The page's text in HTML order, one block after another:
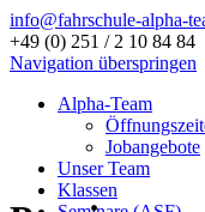
info@fahrschule-alpha-
+49 (0) 251 / 2 10 84 84
Navigation überspringen
Alpha-Team
Jobangebote
Unser Team
Klassen